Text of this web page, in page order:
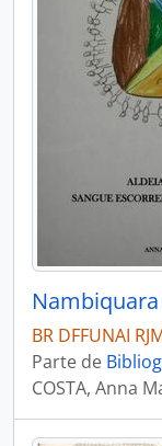
BR DFFUNAI
Parte de
COSTA, Anna